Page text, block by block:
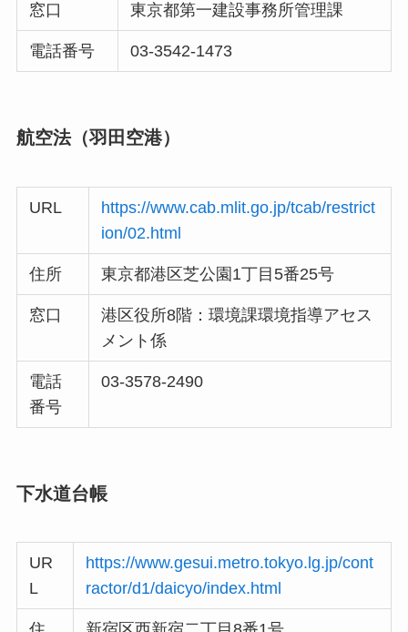
窓口 東京都第一建設事務所管理課
電話番号 03-3542-1473
航空法（羽田空港）
URL
https://www.cab.mlit.go.jp/tcab/restrict
ion/02.html
住所 東京都港区芝公園1丁目5番25号
窓口
港区役所8階：環境課環境指導アセス
メント係
電話
番号
03-3578-2490
下水道台帳
UR
L
https://www.gesui.metro.tokyo.lg.jp/cont
ractor/d1/daicyo/index.html